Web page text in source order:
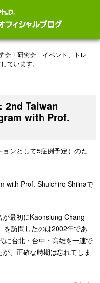
会・研究会、イベント、トレ
ています。
2nd Taiwan
with Prof.
ンとして5症例予定）のた
with Prof. Shuichiro Shiinaで
最初にKaohsiung Chang
を訪問したのは2002年であ
に台北・台中・高雄を一連で
、正確な時期は忘れてしま